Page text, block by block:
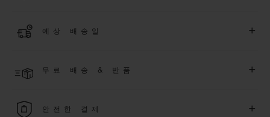
에 대해5 년 추가 워런티 혜택
또한 다양
더 알아보기
예상 배송일 +
다. *재고 상황에 따라 달라질 수 있습니다*.
무료 배송 & 반품 +
을 누려보세요
안전한 결제 +